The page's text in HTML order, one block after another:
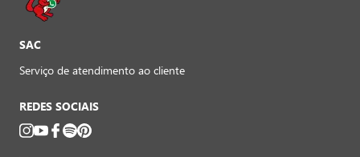
SAC
Serviço de atendimento ao cliente
REDES SOCIAIS